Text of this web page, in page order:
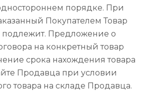
порядке. При
Покупателем Товар
Предложение о
на конкретный товар
срока нахождения товара
Продавца при условии
товара на складе Продавца.